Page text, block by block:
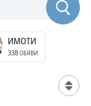
ИМОТИ
338ОБЯВИ